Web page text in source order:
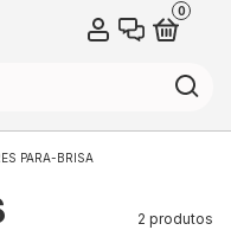
0
PARA-BRISA
2 produtos